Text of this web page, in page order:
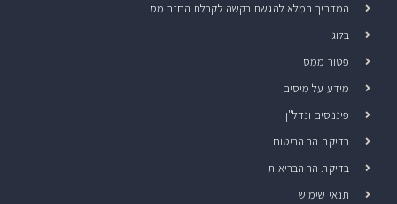
המדריך המלא להגשת בקשה לקבלת החזר מס
בלוג
פטור ממס
מידע על מיסים
פיננסים ונדל"ן
בדיקת הר הביטוח
בדיקת הר הבריאות
תנאי שימוש